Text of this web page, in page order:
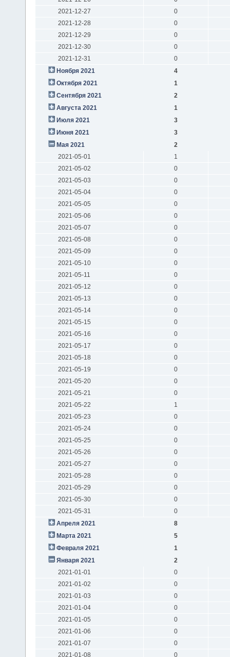
2021-12-27
0
2021-12-28
0
2021-12-29
0
2021-12-30
0
2021-12-31
0
Ноября 2021
4
Октября 2021
1
Сентября 2021
2
Августа 2021
1
Июля 2021
3
Июня 2021
3
Мая 2021
2
2021-05-01
1
2021-05-02
0
2021-05-03
0
2021-05-04
0
2021-05-05
0
2021-05-06
0
2021-05-07
0
2021-05-08
0
2021-05-09
0
2021-05-10
0
2021-05-11
0
2021-05-12
0
2021-05-13
0
2021-05-14
0
2021-05-15
0
2021-05-16
0
2021-05-17
0
2021-05-18
0
2021-05-19
0
2021-05-20
0
2021-05-21
0
2021-05-22
1
2021-05-23
0
2021-05-24
0
2021-05-25
0
2021-05-26
0
2021-05-27
0
2021-05-28
0
2021-05-29
0
2021-05-30
0
2021-05-31
0
Апреля 2021
8
Марта 2021
5
Февраля 2021
1
Января 2021
2
2021-01-01
0
2021-01-02
0
2021-01-03
0
2021-01-04
0
2021-01-05
0
2021-01-06
0
2021-01-07
0
2021-01-08
0